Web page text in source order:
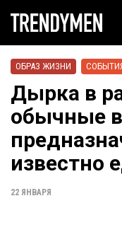
ОБРАЗ ЖИЗНИ
Дырка в
обычные
известно
22 ЯНВАРЯ